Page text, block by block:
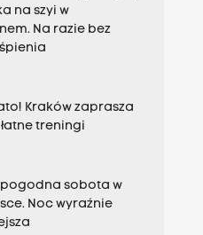
na szyi w
Na razie bez
Kraków zaprasza
treningi
pogodna sobota w
Noc wyraźnie